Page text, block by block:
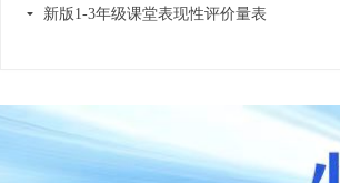
끙 新版1-3年级课堂表现性评价量表